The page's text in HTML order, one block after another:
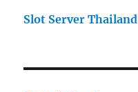
Slot Server Thailand